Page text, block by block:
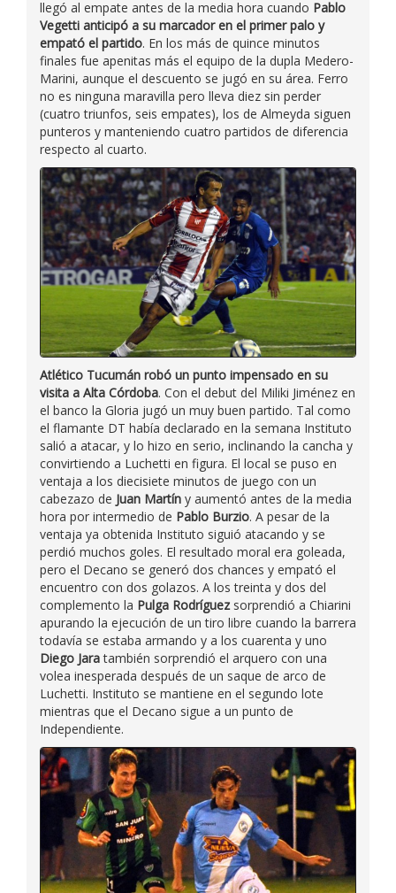
llegó al empate antes de la media hora cuando Pablo
Vegetti anticipó a su marcador en el primer palo y
empató el partido. En los más de quince minutos
finales fue apenitas más el equipo de la dupla Medero-
Marini, aunque el descuento se jugó en su área. Ferro
no es ninguna maravilla pero lleva diez sin perder
(cuatro triunfos, seis empates), los de Almeyda siguen
punteros y manteniendo cuatro partidos de diferencia
respecto al cuarto.
Atlético Tucumán robó un punto impensado en su
visita a Alta Córdoba. Con el debut del Miliki Jiménez en
el banco la Gloria jugó un muy buen partido. Tal como
el flamante DT había declarado en la semana Instituto
salió a atacar, y lo hizo en serio, inclinando la cancha y
convirtiendo a Luchetti en figura. El local se puso en
ventaja a los diecisiete minutos de juego con un
cabezazo de Juan Martín y aumentó antes de la media
hora por intermedio de Pablo Burzio. A pesar de la
ventaja ya obtenida Instituto siguió atacando y se
perdió muchos goles. El resultado moral era goleada,
pero el Decano se generó dos chances y empató el
encuentro con dos golazos. A los treinta y dos del
complemento la Pulga Rodríguezsorprendió a Chiarini
apurando la ejecución de un tiro libre cuando la barrera
todavía se estaba armando y a los cuarenta y uno
Diego Jaratambién sorprendió el arquero con una
volea inesperada después de un saque de arco de
Luchetti. Instituto se mantiene en el segundo lote
mientras que el Decano sigue a un punto de
Independiente.